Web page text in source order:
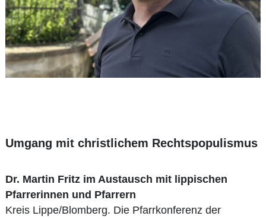
Umgang mit christlichem Rechtspopulismus
Dr. Martin Fritz im Austausch mit lippischen
Pfarrerinnen und Pfarrern
Kreis Lippe/Blomberg. Die Pfarrkonferenz der